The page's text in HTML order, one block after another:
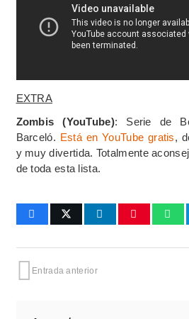
EXTRA
Zombis (YouTube): Serie de
Barceló. Está en YouTube gratis,
y muy divertida. Totalmente
de toda esta lista.
Entrada anterior